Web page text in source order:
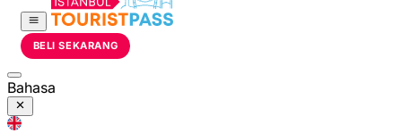
BELI SEKARANG
Bahasa